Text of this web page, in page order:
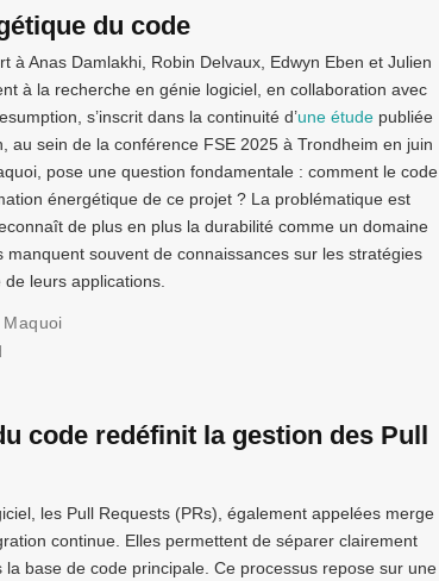
du code
à Anas Damlakhi, Robin Delvaux, Edwyn Eben et Julien
à la recherche en génie logiciel, en collaboration avec
s’inscrit dans la continuité d’une étude publiée
au sein de la conférence FSE 2025 à Trondheim en juin
pose une question fondamentale : comment le code
énergétique de ce projet ? La problématique est
de plus en plus la durabilité comme un domaine
souvent de connaissances sur les stratégies
leurs applications.
code redéfinit la gestion des Pull
les Pull Requests (PRs), également appelées merge
continue. Elles permettent de séparer clairement
la base de code principale. Ce processus repose sur une